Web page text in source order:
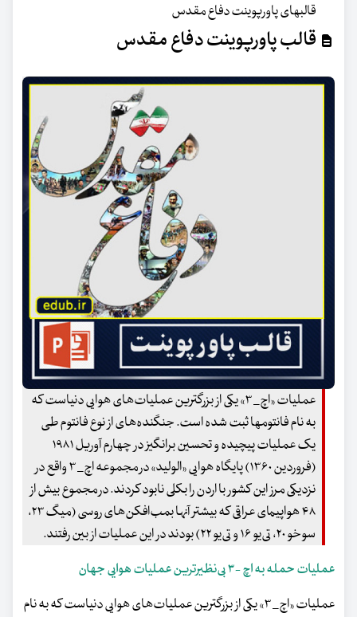
قالبهای پاورپوینت دفاع مقدس
قالب پاورپوینت دفاع مقدس
عملیات «اچ_ ۳» یکی از بزرگترین عملیات‌های هوایی دنیاست که
به نام فانتومها ثبت شده است. جنگنده‌های از نوع فانتوم‌ طی
یک عملیات پیچیده و تحسین برانگیز در چهارم آوریل ۱۹۸۱
(فروردین ۱۳۶۰) پایگاه هوایی «الولید» در مجموعه اچ_ ۳ واقع در
نزدیکی مرز این کشور با اردن را بکلی نابود کردند. در مجموع بیش از
۴۸ هواپیمای عراقی که بیشتر آنها بمب‌افکن‌های روسی (میگ ۲۳،
سوخو ۲۰، تی‌یو ۱۶ و تی‌یو ۲۲) بودند در این عملیات از بین رفتند.
عملیات حمله به اچ -۳ بی‌نظیرترین عملیات هوایی جهان
عملیات «اچ_ ۳» یکی از بزرگترین عملیات‌های هوایی دنیاست که به نام